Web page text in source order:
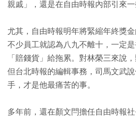
親戚」，還是在自由時報內部引來一
尤其，自由時報明年將緊縮年終獎
不少員工就認為八九不離十，一定
「賠錢貨」給拖累。對林榮三來說
但台北時報的編輯事務，司馬文武
手，才是他最痛苦的事。
多年前，還在顏文閂擔任自由時報